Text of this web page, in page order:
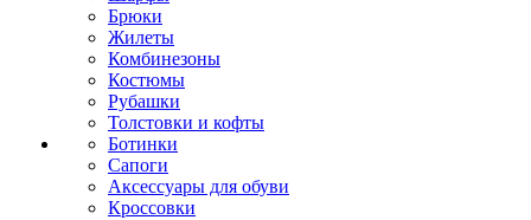
Брюки
Жилеты
Комбинезоны
Костюмы
Рубашки
Толстовки и кофты
Ботинки
Сапоги
Аксессуары для обуви
Кроссовки